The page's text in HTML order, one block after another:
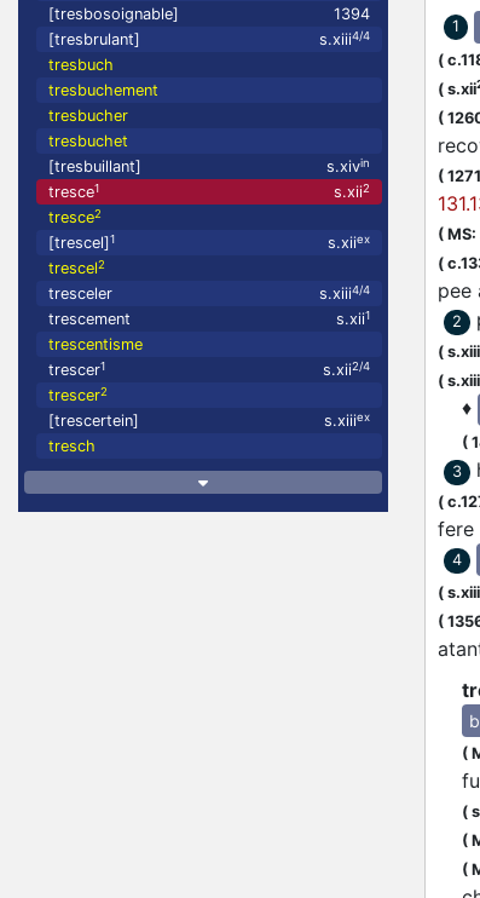
[tresbosoignable]
1394
[tresbrulant]
s.xiii4/4
tresbuch
tresbuchement
tresbucher
tresbuchet
[tresbuillant]
s.xivin
tresce1 s.xii2
tresce2
[trescel]1 s.xiiex
trescel2
tresceler s.xiii4/4
trescement s.xii1
trescentisme
trescer1 s.xii2/4
trescer2
[trescertein] s.xiiiex
tresch
1
(
( s.xii
(
(
(
(
pee
2
( s.xiii
( s.xiii
♦
(
3
(
fere
4
( s.xiii
(
(
fu
(
(
(